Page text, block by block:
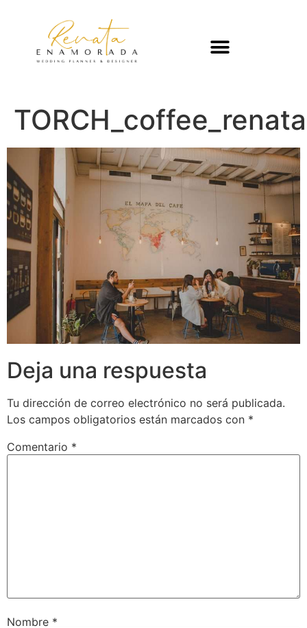
Deja una respuesta
Tu dirección de correo electrónico no será publicada.
Los campos obligatorios están marcados con *
Comentario *
Nombre *